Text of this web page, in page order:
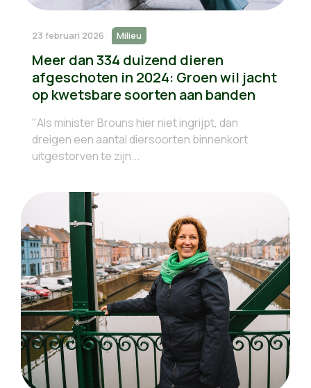
23 februari 2026 Milieu
Meer dan 334 duizend dieren
afgeschoten in 2024: Groen wil jacht
op kwetsbare soorten aan banden
"Als minister Brouns hier niet ingrijpt, dan
dreigen een aantal diersoorten binnenkort
uitgestorven te zijn...